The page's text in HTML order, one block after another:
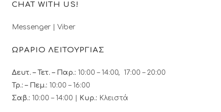
CHAT WITH US!
Messenger Viber
ΩΡΑΡΙΟ ΛΕΙΤΟΥΡΓΙΑΣ
Δευτ. – Τετ. – Παρ.: 10:00 – 14:00, 17:00 – 20:00
Τρ.: – Πεμ.: 10:00 – 16:00
Σαβ.: 10:00 – 14:00 | Κυρ.: Κλειστά